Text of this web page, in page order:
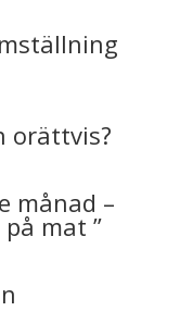
orättvis?
månad –
mat ”